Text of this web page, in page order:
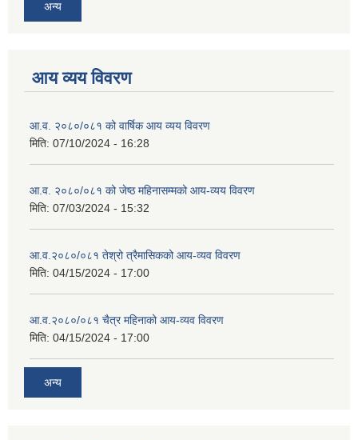
अन्य
आय व्यय विवरण
आ.व. २०८०/०८१ को वार्षिक आय व्यय विवरण
मिति: 07/10/2024 - 16:28
आ.व. २०८०/०८१ को जेष्ठ महिनासम्मको आय-व्यय विवरण
मिति: 07/03/2024 - 15:32
आ.व.२०८०/०८१ तेश्रो त्रैमासिकको आय-व्यव विवरण
मिति: 04/15/2024 - 17:00
आ.व.२०८०/०८१ चैत्र महिनाको आय-व्यव विवरण
मिति: 04/15/2024 - 17:00
अन्य